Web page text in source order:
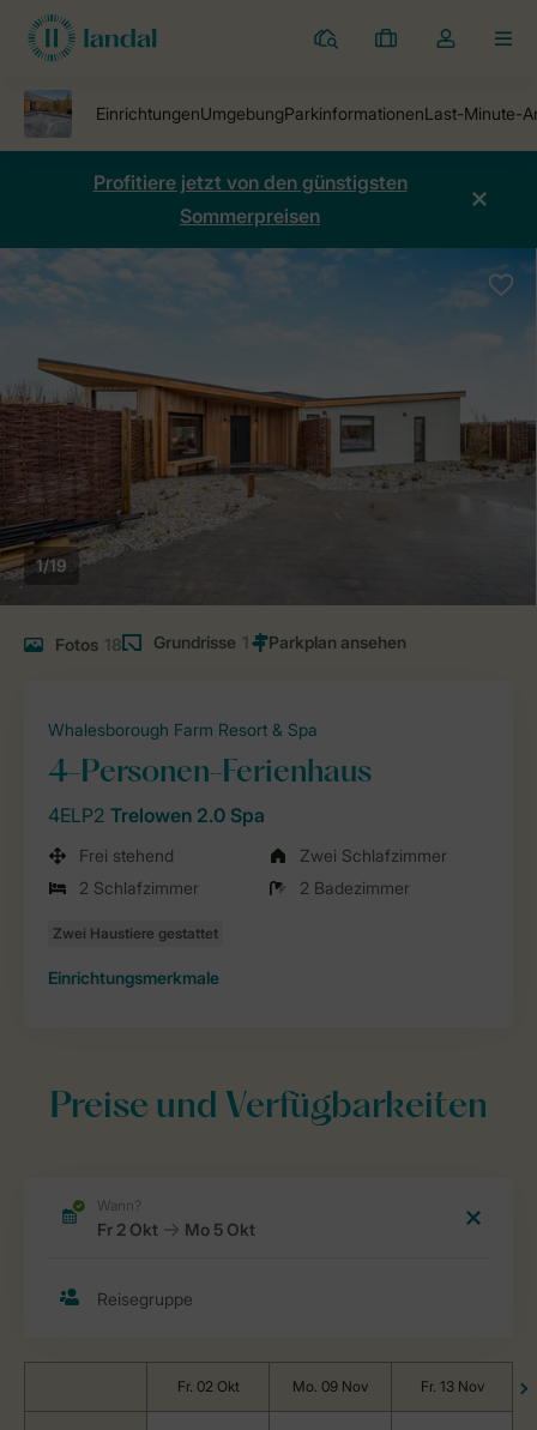
Ferienparks
Meine
Dropdown-
öffnen
Profitiere jetzt von den günstigsten
Sommerpreisen
1/19
Fotos 18 Grundrisse 1
Whalesborough Farm Resort & Spa
4-Personen-Ferienhaus
4ELP2 Trelowen 2.0 Spa
Frei stehend
Zwei Schlafzimmer
2 Schlafzimmer
2 Badezimmer
Einrichtungsmerkmale
Preise und Verfügbarkeiten
Fr. 02 Okt Mo. 09 Nov Fr. 13 Nov